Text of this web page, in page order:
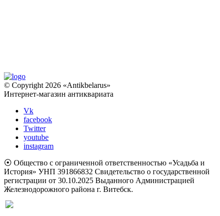
© Copyright 2026 «Antikbelarus»
Интернет-магазин антиквариата
Vk
facebook
Twitter
youtube
instagram
⦿ Общество с ограниченной ответственностью «Усадьба и
История» УНП 391866832 Свидетельство о государственной
регистрации от 30.10.2025 Выданного Администрацией
Железнодорожного района г. Витебск.